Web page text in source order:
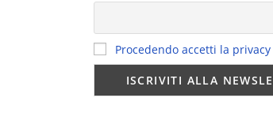
Procedendo accetti la